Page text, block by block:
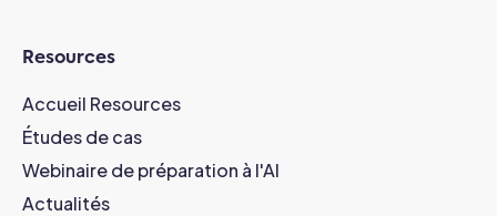
Resources
Accueil Resources
Études de cas
Webinaire de préparation à l'AI
Actualités